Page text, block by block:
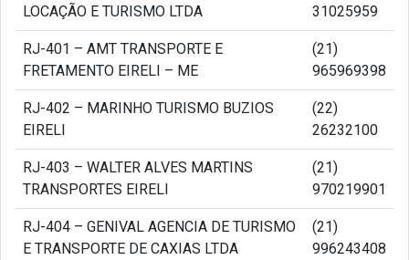
LOCAÇÃO E TURISMO LTDA
31025959
RJ-401 – AMT TRANSPORTE E
FRETAMENTO EIRELI – ME
(21)
965969398
RJ-402 – MARINHO TURISMO BUZIOS
EIRELI
(22)
26232100
RJ-403 – WALTER ALVES MARTINS
TRANSPORTES EIRELI
(21)
970219901
RJ-404 – GENIVAL AGENCIA DE TURISMO
E TRANSPORTE DE CAXIAS LTDA
(21)
996243408